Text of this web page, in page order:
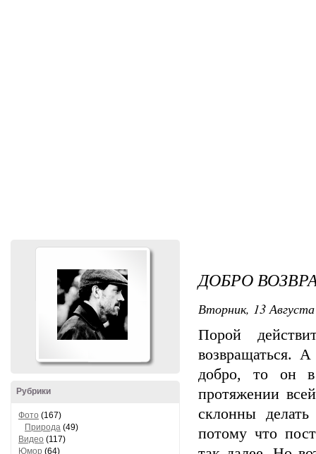
Рубрики
Фото (167)
Природа (49)
Видео (117)
Юмор (64)
ДОБРО
Вторник, 13
Порой
возвращаться.
добро, то он
протяжении
склонны
потому что